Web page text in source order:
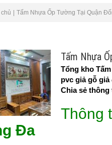
Tấm Nhựa Ốp Tường Tại Quận
Tấm Nhựa
Tổng kho
pvc giả gỗ
Chia sẻ
Thông
Đa